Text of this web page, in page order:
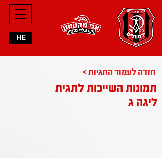
HE
< חזרה לעמוד התגיות
תמונות השייכות לתגית
ליגה ג